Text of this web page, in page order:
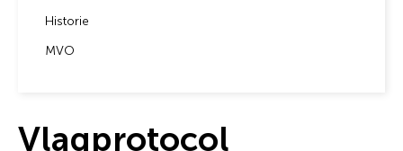
Historie
MVO
Vlagprotocol